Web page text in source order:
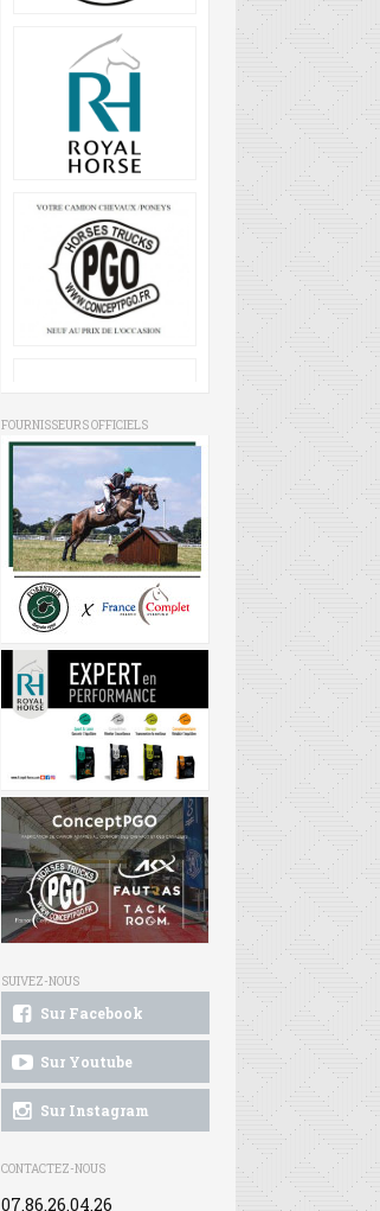
FOURNISSEURS OFFICIELS
SUIVEZ-NOUS
Sur Facebook
Sur Youtube
Sur Instagram
CONTACTEZ-NOUS
07.86.26.04.26